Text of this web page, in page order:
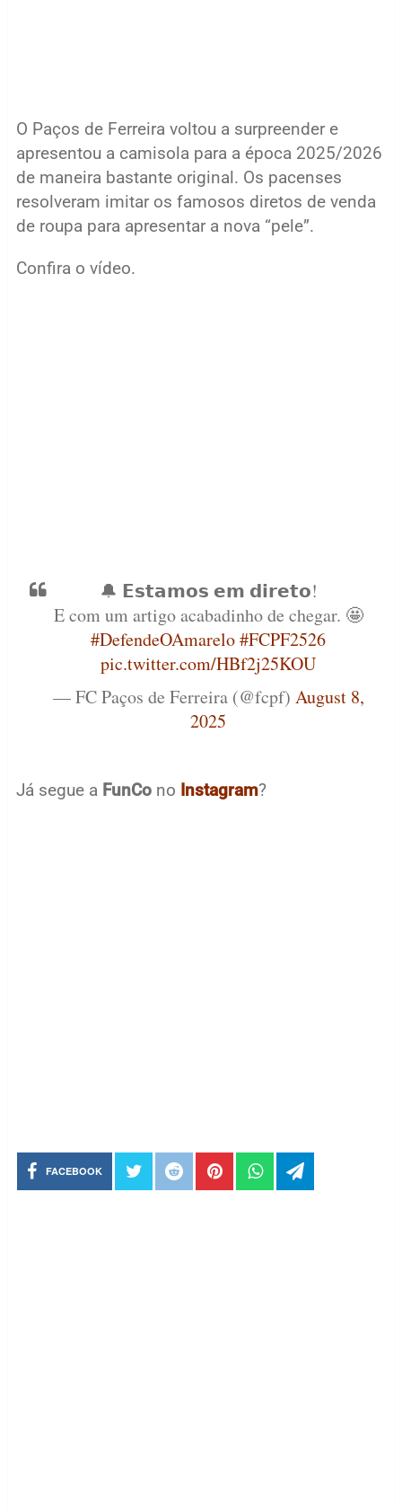
O Paços de Ferreira voltou a surpreender e
apresentou a camisola para a época 2025/2026
de maneira bastante original. Os pacenses
resolveram imitar os famosos diretos de venda
de roupa para apresentar a nova “pele”.
Confira o vídeo.
🔔 𝗘𝘀𝘁𝗮𝗺𝗼𝘀 𝗲𝗺 𝗱𝗶𝗿𝗲𝘁𝗼!
E com um artigo acabadinho de chegar. 🤩
#DefendeOAmarelo #FCPF2526
pic.twitter.com/HBf2j25KOU
— FC Paços de Ferreira (@fcpf) August 8,
2025
Já segue a FunCono Instagram?
FACEBOOK